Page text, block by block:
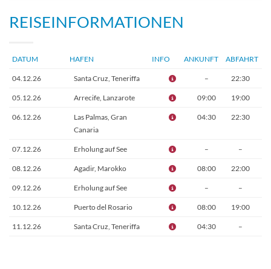
REISEINFORMATIONEN
DATUM HAFEN INFO ANKUNFT ABFAHRT
04.12.26 Santa Cruz, Teneriffa – 22:30
05.12.26 Arrecife, Lanzarote 09:00 19:00
06.12.26
Las Palmas, Gran
Canaria
04:30 22:30
07.12.26 Erholung auf See – –
08.12.26 Agadir, Marokko 08:00 22:00
09.12.26 Erholung auf See – –
10.12.26 Puerto del Rosario 08:00 19:00
11.12.26 Santa Cruz, Teneriffa 04:30 –